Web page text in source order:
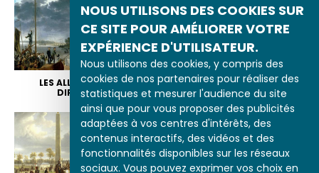
NOUS UTILISONS DES COOKIES SUR
CE SITE POUR AMÉLIORER VOTRE
EXPÉRIENCE D'UTILISATEUR.
Nous utilisons des cookies, y compris des
cookies de nos partenaires pour réaliser des
statistiques et mesurer l'audience du site
ainsi que pour vous proposer des publicités
adaptées à vos centres d'intérêts, des
contenus interactifs, des vidéos et des
fonctionnalités disponibles sur les réseaux
sociaux. Vous pouvez exprimer vos choix en
LES ALLIANCES ET LA
DIPLOMATIE
LE RÉTABLISSEMENT DE
L’ESCLAVAGE